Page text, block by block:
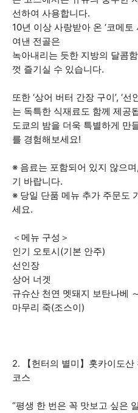
선하여 사용합니다.
10년 이상 사랑받아 온 ‘코메
여낸 전골은
녹아내리는 듯한 지방의 달콤
껏 즐기실 수 있습니다.
또한 ‘상어 버터 간장 구이’, ‘
는 독특한 식재료도 함께 제공
도쿄의 밤을 더욱 특별하게 만
를 경험해보세요!
※ 음료는 포함되어 있지 않으
기 바랍니다.
※ 당일 단품 메뉴 추가 주문도
세요.
＜메뉴 구성＞
인기 오토시(기본 안주)
선인장
상어 너겟
규슈산 천연 멧돼지 보탄나베
마무리 죽(조스이)
2. 【헌터의 별미】홋카이도산
코스
“평생 한 번은 꼭 맛보고 싶은